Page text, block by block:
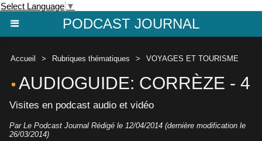
Select Language ▼
PODCAST JOURNAL
Accueil > Rubriques thématiques > VOYAGES ET TOURISME
AUDIOGUIDE: CORRÈZE - 4
Visites en podcast audio et vidéo
Par Le Podcast Journal Rédigé le 12/04/2014 (dernière modification le
26/03/2014)